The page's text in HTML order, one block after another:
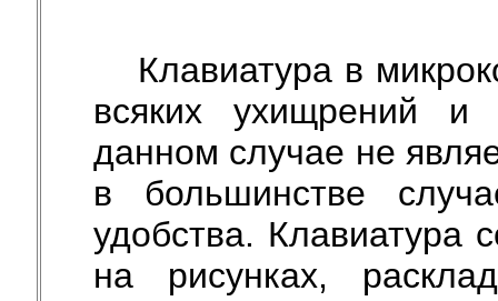
Клавиатура в
всяких ухищрений и
данном случае не
в большинстве
удобства. Клавиатура
на рисунках,